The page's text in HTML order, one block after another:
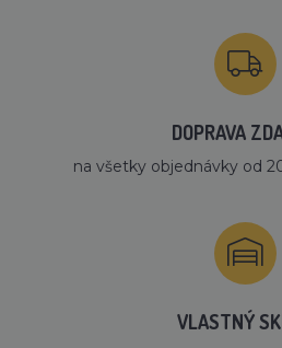
DOPRAVA
na všetky objednávky od
VLASTNÝ